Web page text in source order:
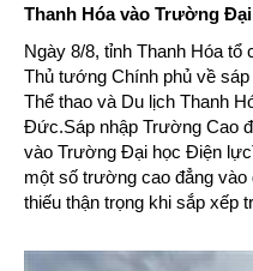
Thanh Hóa vào Trường
Ngày 8/8, tỉnh Thanh Hóa
Thủ tướng Chính phủ về
Thể thao và Du lịch Thanh
Đức.Sáp nhập Trường Cao
vào Trường Đại học Điện
một số trường cao đẳng vào
thiếu thận trọng khi sắp xếp